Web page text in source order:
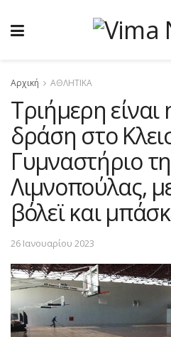
Αρχική ΑΘΛΗΤΙΚΑ
Τριήμερη είναι
δράση στο
Γυμναστήριο
Λιμνοπούλας,
βόλεϊ και
26 Ιανουαρίου 2023